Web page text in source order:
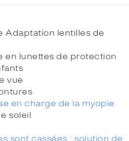
Adaptation lentilles de
en lunettes de protection
vue
en charge de la myopie
soleil
sont cassées : solution de